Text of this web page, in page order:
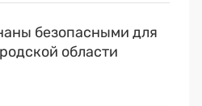
безопасными для
области